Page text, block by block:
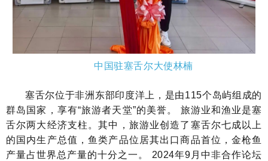
中国驻塞舌尔大使林楠
塞舌尔位于非洲东部印度洋上，是由115个岛屿组成的
群岛国家，享有“旅游者天堂”的美誉。 旅游业和渔业是塞
舌尔两大经济支柱。其中，旅游业创造了塞舌尔七成以上
的国内生产总值，鱼类产品位居其出口商品首位，金枪鱼
产量占世界总产量的十分之一。 2024年9月中非合作论坛